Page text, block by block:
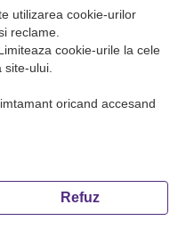
S.R.L. J22/2961/2018
utilizarea cookie-urilor
reclame.
cookie-urile la cele
ului.
oricand accesand
Refuz